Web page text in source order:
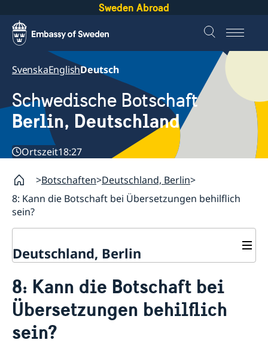
Sweden Abroad
SvenskaEnglishDeutsch
Schwedische Botschaft
Berlin, Deutschland
Ortszeit18:27
Botschaften Deutschland, Berlin
8: Kann die Botschaft bei Übersetzungen behilflich
sein?
Deutschland, Berlin
Geänderte Öffnungszeiten
Wahl 2026
Veranstaltungen
Stellenanzeigen der Botschaft
Kontakt & Öffnungszeiten
Unsere Konsulate
Ansprechpartner für die Medien
Soziale Medien und Newsletter
Über uns
Die Schwedische Botschaft: Das Gebäude
Schweden in Deutschland
8: Kann die Botschaft bei
Übersetzungen behilflich
sein?